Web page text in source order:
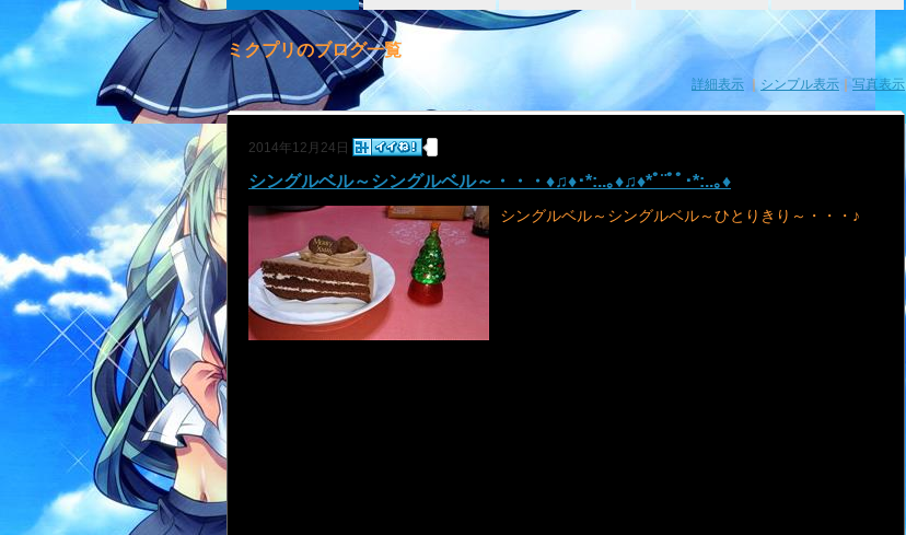
ミクプリのブログ一覧
詳細表示 ｜ シンプル表示 写真表示
2014年12月24日
シングルベル～シングルベル～・・・♦♫♦･*:..｡♦♫♦*ﾟ¨ﾟﾟ･*:..｡♦
シングルベル～シングルベル～ひとりきり～・・・♪